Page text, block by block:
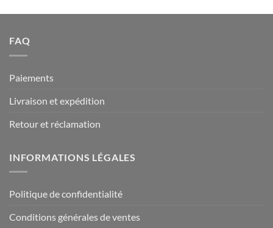
FAQ
Paiements
Livraison et expédition
Retour et réclamation
INFORMATIONS LÉGALES
Politique de confidentialité
Conditions générales de ventes